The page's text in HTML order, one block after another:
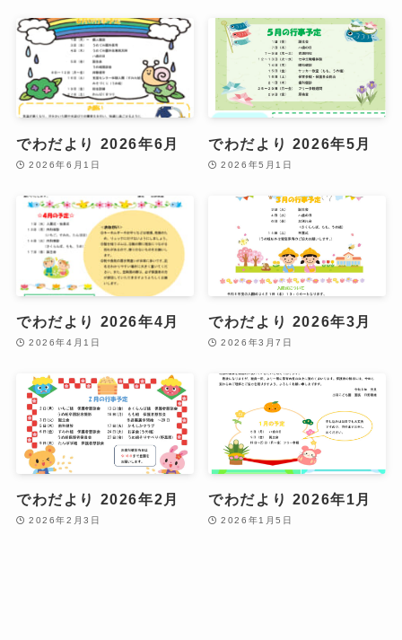
でわだより 2026年6月
2026年6月1日
でわだより 2026年5月
2026年5月1日
でわだより 2026年4月
2026年4月1日
でわだより 2026年3月
2026年3月7日
でわだより 2026年2月
2026年2月3日
でわだより 2026年1月
2026年1月5日